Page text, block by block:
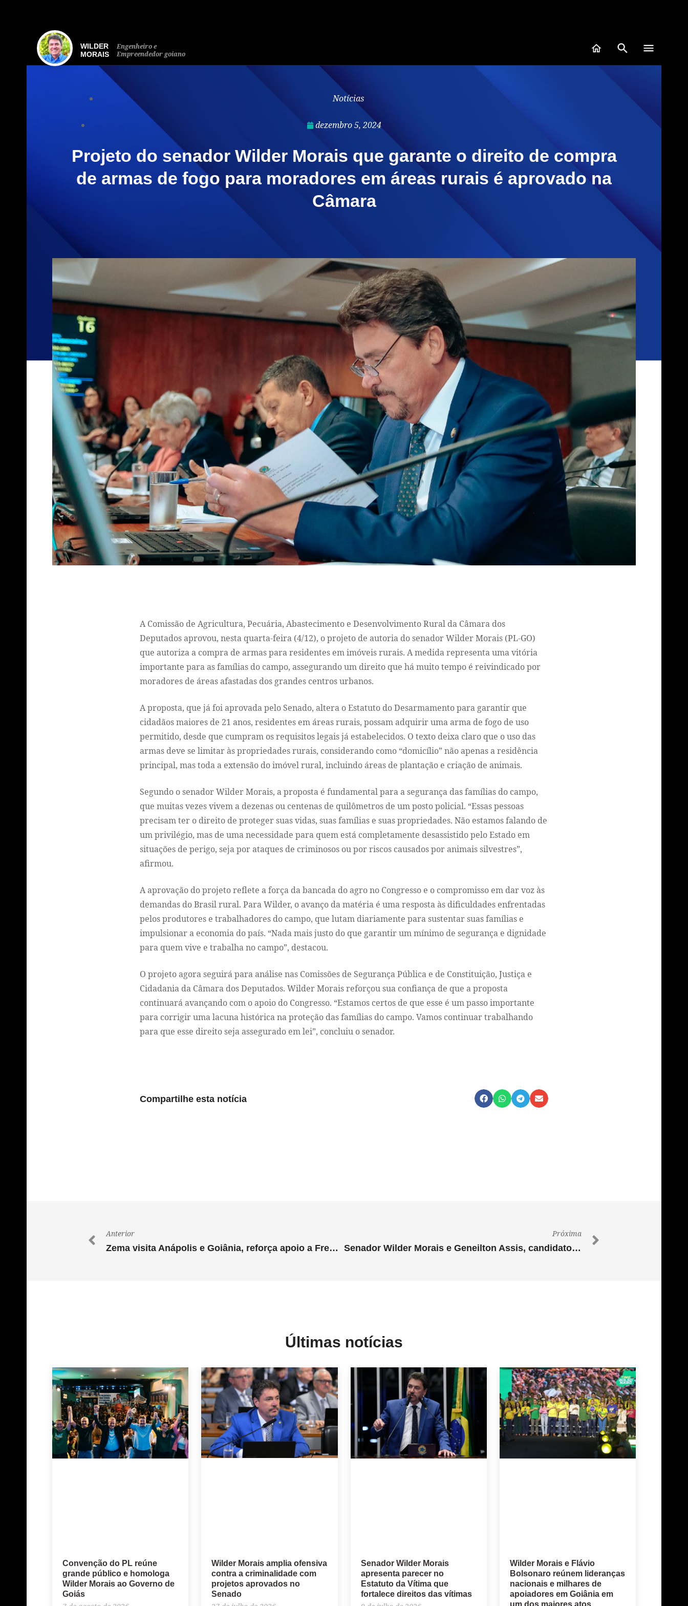
WILDER
MORAIS
Engenheiro e
Empreendedor goiano
Notícias
dezembro 5, 2024
Projeto do senador Wilder Morais que garante o direito de compra
de armas de fogo para moradores em áreas rurais é aprovado na
Câmara
A Comissão de Agricultura, Pecuária, Abastecimento e Desenvolvimento Rural da Câmara dos
Deputados aprovou, nesta quarta-feira (4/12), o projeto de autoria do senador Wilder Morais (PL-GO)
que autoriza a compra de armas para residentes em imóveis rurais. A medida representa uma vitória
importante para as famílias do campo, assegurando um direito que há muito tempo é reivindicado por
moradores de áreas afastadas dos grandes centros urbanos.
A proposta, que já foi aprovada pelo Senado, altera o Estatuto do Desarmamento para garantir que
cidadãos maiores de 21 anos, residentes em áreas rurais, possam adquirir uma arma de fogo de uso
permitido, desde que cumpram os requisitos legais já estabelecidos. O texto deixa claro que o uso das
armas deve se limitar às propriedades rurais, considerando como “domicílio” não apenas a residência
principal, mas toda a extensão do imóvel rural, incluindo áreas de plantação e criação de animais.
Segundo o senador Wilder Morais, a proposta é fundamental para a segurança das famílias do campo,
que muitas vezes vivem a dezenas ou centenas de quilômetros de um posto policial. “Essas pessoas
precisam ter o direito de proteger suas vidas, suas famílias e suas propriedades. Não estamos falando de
um privilégio, mas de uma necessidade para quem está completamente desassistido pelo Estado em
situações de perigo, seja por ataques de criminosos ou por riscos causados por animais silvestres”,
afirmou.
A aprovação do projeto reflete a força da bancada do agro no Congresso e o compromisso em dar voz às
demandas do Brasil rural. Para Wilder, o avanço da matéria é uma resposta às dificuldades enfrentadas
pelos produtores e trabalhadores do campo, que lutam diariamente para sustentar suas famílias e
impulsionar a economia do país. “Nada mais justo do que garantir um mínimo de segurança e dignidade
para quem vive e trabalha no campo”, destacou.
O projeto agora seguirá para análise nas Comissões de Segurança Pública e de Constituição, Justiça e
Cidadania da Câmara dos Deputados. Wilder Morais reforçou sua confiança de que a proposta
continuará avançando com o apoio do Congresso. “Estamos certos de que esse é um passo importante
para corrigir uma lacuna histórica na proteção das famílias do campo. Vamos continuar trabalhando
para que esse direito seja assegurado em lei”, concluiu o senador.
Compartilhe esta notícia
Anterior
Zema visita Anápolis e Goiânia, reforça apoio a Fred Rodrigues e crítica a “velha política na Capital”
Próxima
Senador Wilder Morais e Geneilton Assis, candidato do PL à prefeitura de Jataí, promovem desenvolvimento com reabertura de indústria
Últimas notícias
Convenção do PL reúne
grande público e homologa
Wilder Morais ao Governo de
Goiás
Wilder Morais amplia ofensiva
contra a criminalidade com
projetos aprovados no
Senado
Senador Wilder Morais
apresenta parecer no
Estatuto da Vítima que
fortalece direitos das vítimas
Wilder Morais e Flávio
Bolsonaro reúnem lideranças
nacionais e milhares de
apoiadores em Goiânia em